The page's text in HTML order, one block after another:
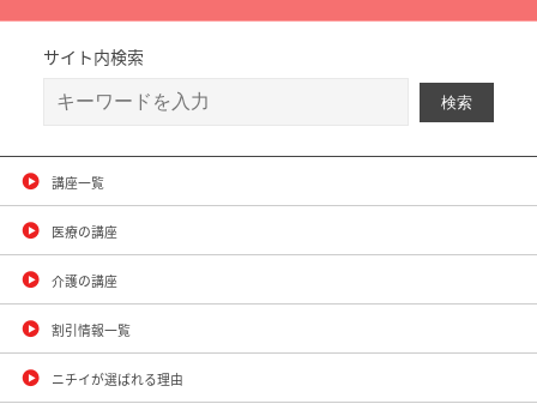
サイト内検索
講座一覧
医療の講座
介護の講座
割引情報一覧
ニチイが選ばれる理由